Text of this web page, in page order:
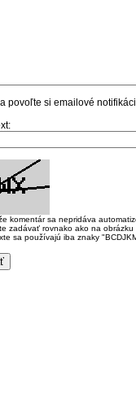
a povoľte si emailové
komentár sa nepridáva
zadávať rovnako ako na
sa používajú iba znaky